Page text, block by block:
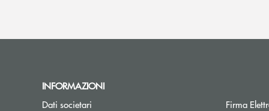
INFORMAZIONI
Dati societari
Firma